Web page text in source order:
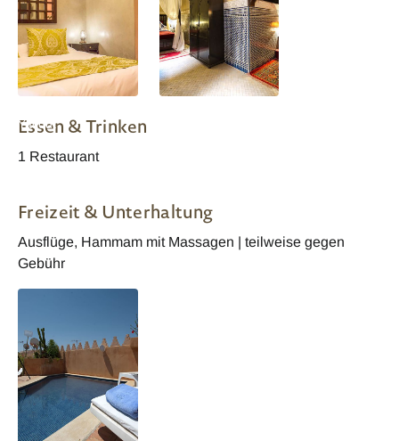
Yacout
Essen & Trinken
1 Restaurant
Freizeit & Unterhaltung
Ausflüge, Hammam mit Massagen | teilweise gegen
Gebühr